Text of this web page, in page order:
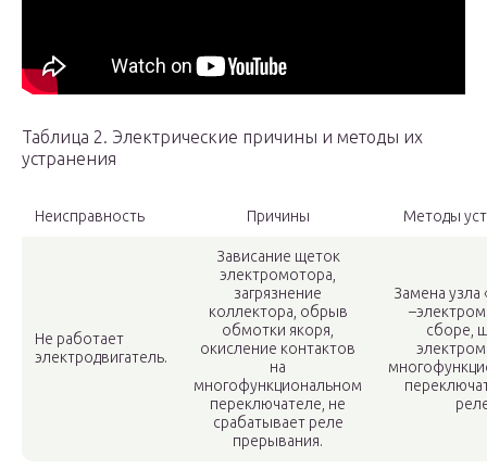
Таблица 2. Электрические причины и методы их
устранения
Неисправность Причины Методы
Не работает
электродвигатель.
Зависание щеток
электромотора,
загрязнение
коллектора, обрыв
обмотки якоря,
окисление контактов
на
многофункциональном
переключателе, не
срабатывает реле
прерывания.
Замена узла
сборе,